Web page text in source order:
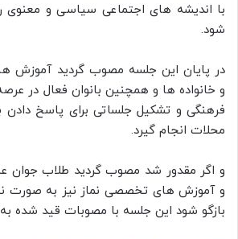
با اندیشه های اجتماعی سیاسی و معنوی
شود.
در پایان این جلسه مصوب گردید آموزش
و خانواده ها و همچنین بانوان فعال در
فرهنگی و تشکیل جلساتی برای پاسخ دادن
محلات انجام گیرد.
و اگر مقدور شد مصوب گردید طلاب جوان
و آموزش های تخصصی نماز نیز به صورت
بازگو شود این جلسه با مصوبات قید شده